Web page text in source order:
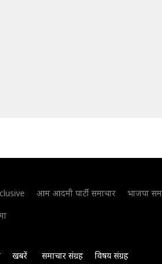
आम आदमी पार्टी समाचार भाजपा
खबरें समाचार संग्रह विषय संग्रह